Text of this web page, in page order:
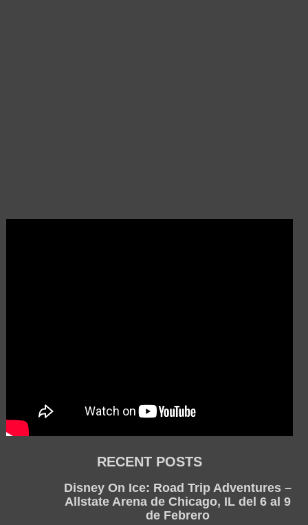
RECENT POSTS
Disney On Ice: Road Trip Adventures –
Allstate Arena de Chicago, IL del 6 al 9
de Febrero